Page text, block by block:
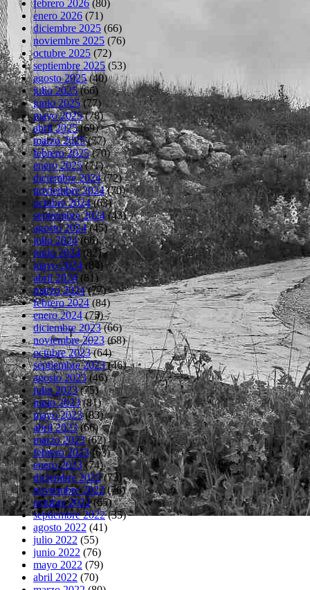
febrero 2026 (80)
enero 2026 (71)
diciembre 2025 (66)
noviembre 2025 (76)
octubre 2025 (72)
septiembre 2025 (53)
agosto 2025(40)
julio 2025(66)
junio 2025(77)
mayo 2025(78)
abril 2025(69)
marzo 2025(77)
febrero 2025(70)
enero 2025(71)
diciembre 2024(72)
noviembre 2024(70)
octubre 2024(63)
septiembre 2024(43)
agosto 2024(45)
julio 2024(66)
junio 2024 (82)
mayo 2024 (84)
abril 2024(81)
marzo 2024(77)
febrero 2024(84)
enero 2024(75)
diciembre 2023(66)
noviembre 2023(68)
octubre 2023(64)
septiembre 2023(46)
agosto 2023(46)
julio 2023(75)
junio 2023(81)
mayo 2023(83)
abril 2023(66)
marzo 2023(62)
febrero 2023(63)
enero 2023(74)
diciembre 2022(73)
noviembre 2022(76)
octubre 2022(65)
septiembre 2022(35)
agosto 2022 (41)
julio 2022 (55)
junio 2022 (76)
mayo 2022 (79)
abril 2022 (70)